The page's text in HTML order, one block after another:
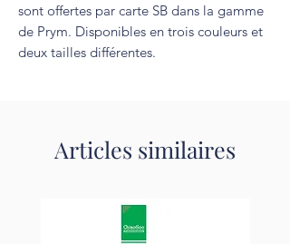
sont offertes par carte SB dans la gamme
de Prym. Disponibles en trois couleurs et
deux tailles différentes.
Articles similaires